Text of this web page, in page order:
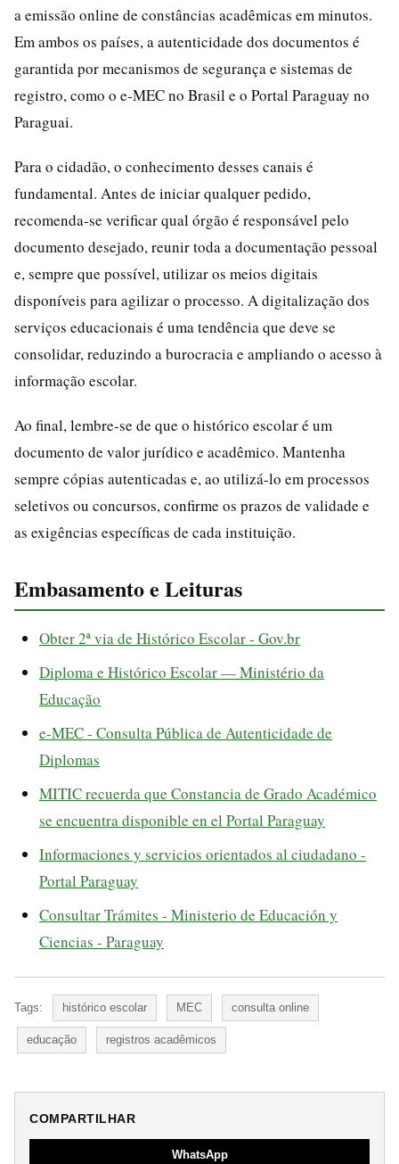
a emissão online de constâncias acadêmicas em minutos.
Em ambos os países, a autenticidade dos documentos é
garantida por mecanismos de segurança e sistemas de
registro, como o e-MEC no Brasil e o Portal Paraguay no
Paraguai.
Para o cidadão, o conhecimento desses canais é
fundamental. Antes de iniciar qualquer pedido,
recomenda-se verificar qual órgão é responsável pelo
documento desejado, reunir toda a documentação pessoal
e, sempre que possível, utilizar os meios digitais
disponíveis para agilizar o processo. A digitalização dos
serviços educacionais é uma tendência que deve se
consolidar, reduzindo a burocracia e ampliando o acesso à
informação escolar.
Ao final, lembre-se de que o histórico escolar é um
documento de valor jurídico e acadêmico. Mantenha
sempre cópias autenticadas e, ao utilizá-lo em processos
seletivos ou concursos, confirme os prazos de validade e
as exigências específicas de cada instituição.
Embasamento e Leituras
Obter 2ª via de Histórico Escolar - Gov.br
Diploma e Histórico Escolar — Ministério da
Educação
e-MEC - Consulta Pública de Autenticidade de
Diplomas
MITIC recuerda que Constancia de Grado Académico
se encuentra disponible en el Portal Paraguay
Informaciones y servicios orientados al ciudadano -
Portal Paraguay
Consultar Trámites - Ministerio de Educación y
Ciencias - Paraguay
Tags: histórico escolar MEC consulta online
educação registros acadêmicos
COMPARTILHAR
WhatsApp